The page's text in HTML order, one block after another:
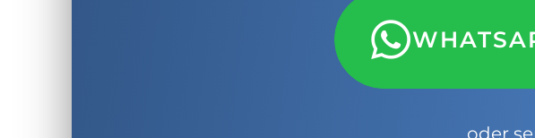
oder